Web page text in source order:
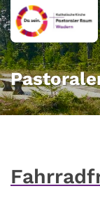
Zum Inhalt